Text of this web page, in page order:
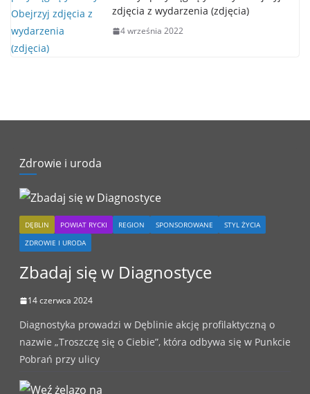
zdjęcia z wydarzenia (zdjęcia)
4 września 2022
Zdrowie i uroda
DĘBLIN POWIAT RYCKI REGION SPONSOROWANE
STYL ŻYCIA
ZDROWIE I URODA
Zbadaj się w Diagnostyce
14 czerwca 2024
Diagnostyka prowadzi w Dęblinie akcję profilaktyczną o
nazwie „Troszczę się o Ciebie”, która odbywa się w Punkcie
Pobrań przy ulicy